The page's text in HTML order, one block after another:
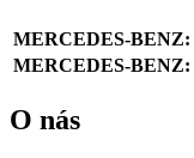
MERCEDES-BENZ:
MERCEDES-BENZ:
O nás